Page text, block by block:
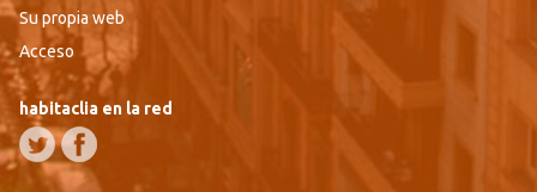
Su propia web
Acceso
habitaclia en la red